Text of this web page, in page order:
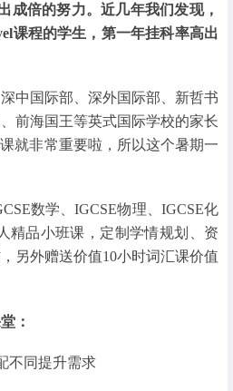
成倍的努力。近几年我们发现，
课程的学生，第一年挂科率高出
中国际部、深外国际部、新哲书
前海国王等英式国际学校的家长
就非常重要啦，所以这个暑期一
数学、IGCSE物理、IGCSE化
精品小班课，定制学情规划、资
另外赠送价值10小时词汇课价值
：
不同提升需求